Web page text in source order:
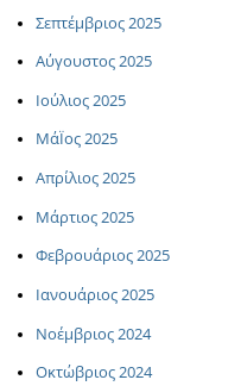
Σεπτέμβριος 2025
Αύγουστος 2025
Ιούλιος 2025
ΜάΪος 2025
Απρίλιος 2025
Μάρτιος 2025
Φεβρουάριος 2025
Ιανουάριος 2025
Νοέμβριος 2024
Οκτώβριος 2024